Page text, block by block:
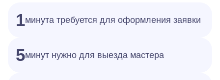
1минута требуется для оформления заявки
5минут нужно для выезда мастера